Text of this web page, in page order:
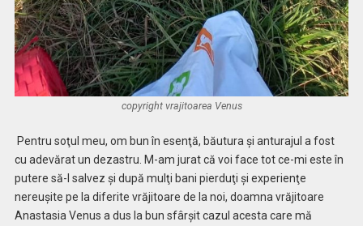
copyright vrajitoarea Venus
Pentru soţul meu, om bun în esenţă, băutura şi anturajul a fost
cu adevărat un dezastru. M-am jurat că voi face tot ce-mi este în
putere să-l salvez şi după mulţi bani pierduţi şi experienţe
nereuşite pe la diferite vrăjitoare de la noi, doamna vrăjitoare
Anastasia Venus a dus la bun sfârşit cazul acesta care mă